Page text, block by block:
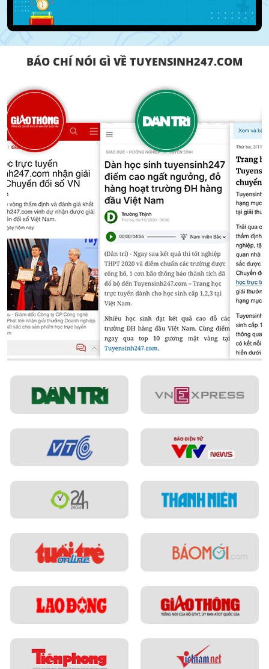
BÁO CHÍ NÓI GÌ VỀ TUYENSINH247.COM